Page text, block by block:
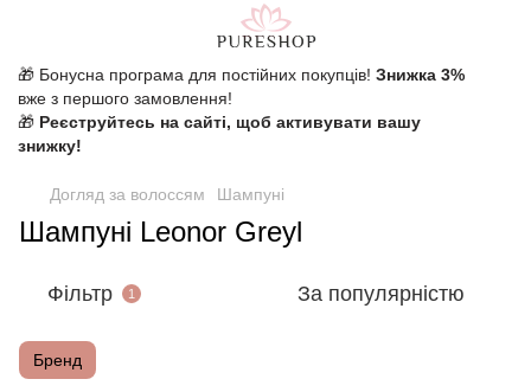
🎁 Бонусна програма для постійних покупців! Знижка 3%
вже з першого замовлення!
🎁 Реєструйтесь на сайті, щоб активувати вашу
знижку!
Догляд за волоссям Шампуні
Шампуні Leonor Greyl
Фільтр 1 За популярністю
Бренд